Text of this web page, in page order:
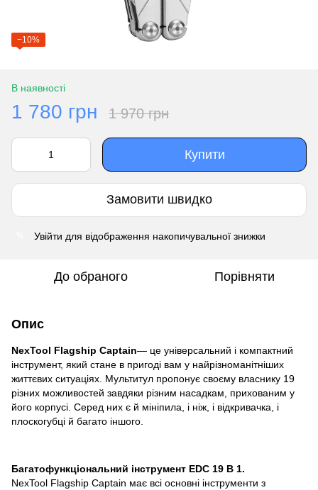
−10%
В наявності
1 780 грн 1 970 грн
Купити
Замовити швидко
Увійти для відображення накопичувальної знижки
До обраного Порівняти
Опис
NexTool Flagship Captain— це універсальний і компактний
інструмент, який стане в пригоді вам у найрізноманітніших
життєвих ситуаціях. Мультитул пропонує своєму власнику 19
різних можливостей завдяки різним насадкам, прихованим у
його корпусі. Серед них є й мініпила, і ніж, і відкривачка, і
плоскогубці й багато іншого.
Багатофункціональний інструмент EDC 19 В 1.
NexTool Flagship Captain має всі основні інструменти з